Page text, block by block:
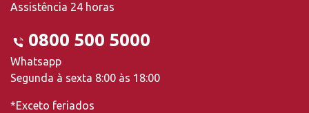
Assistência 24 horas
0800 500 5000
Whatsapp
Segunda à sexta 8:00 às 18:00
*Exceto feriados